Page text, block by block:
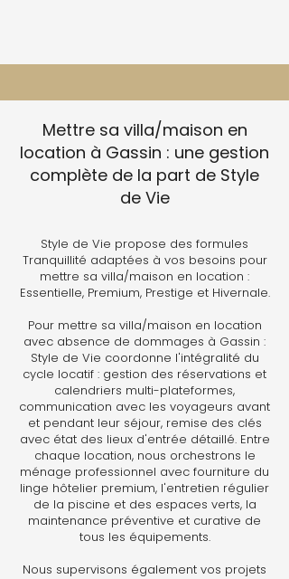
Mettre sa villa/maison en
location à Gassin : une gestion
complète de la part de Style
de Vie
Style de Vie propose des formules
Tranquillité adaptées à vos besoins pour
mettre sa villa/maison en location :
Essentielle, Premium, Prestige et Hivernale.
Pour mettre sa villa/maison en location
avec absence de dommages à Gassin :
Style de Vie coordonne l'intégralité du
cycle locatif : gestion des réservations et
calendriers multi-plateformes,
communication avec les voyageurs avant
et pendant leur séjour, remise des clés
avec état des lieux d'entrée détaillé. Entre
chaque location, nous orchestrons le
ménage professionnel avec fourniture du
linge hôtelier premium, l'entretien régulier
de la piscine et des espaces verts, la
maintenance préventive et curative de
tous les équipements.
Nous supervisons également vos projets